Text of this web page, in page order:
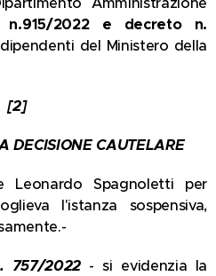
n.915/2022 e decreto n.
del Ministero della
[2]
DECISIONE CAUTELARE
Leonardo Spagnoletti per
l'istanza sospensiva,
757/2022 - si evidenzia la